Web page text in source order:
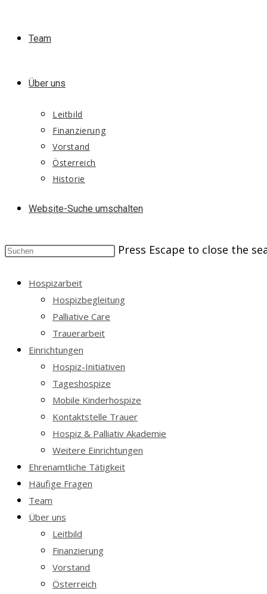
Team
Über uns
Leitbild
Finanzierung
Vorstand
Österreich
Historie
Website-Suche umschalten
Press Escape to close the
Hospizarbeit
Hospizbegleitung
Palliative Care
Trauerarbeit
Einrichtungen
Hospiz-Initiativen
Tageshospize
Mobile Kinderhospize
Kontaktstelle Trauer
Hospiz & Palliativ Akademie
Weitere Einrichtungen
Ehrenamtliche Tätigkeit
Häufige Fragen
Team
Über uns
Leitbild
Finanzierung
Vorstand
Österreich